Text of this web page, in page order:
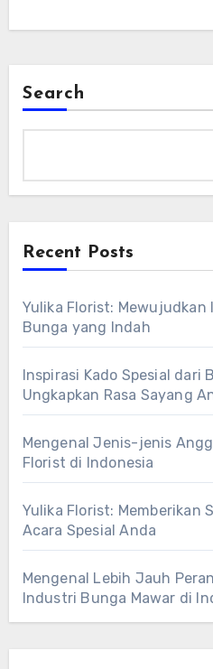
Search
Recent Posts
Yulika Florist: Mewujudkan
Bunga yang Indah
Inspirasi Kado Spesial dari
Ungkapkan Rasa Sayang
Mengenal Jenis-jenis
Florist di Indonesia
Yulika Florist: Memberikan
Acara Spesial Anda
Mengenal Lebih Jauh
Industri Bunga Mawar di